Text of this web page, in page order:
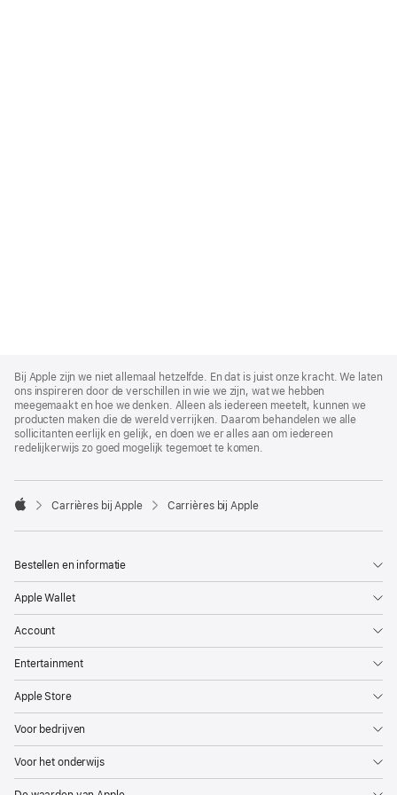
Footer
Bij Apple zijn we niet allemaal hetzelfde. En dat is juist onze kracht. We laten
ons inspireren door de verschillen in wie we zijn, wat we hebben
meegemaakt en hoe we denken. Alleen als iedereen meetelt, kunnen we
producten maken die de wereld verrijken. Daarom behandelen we alle
sollicitanten eerlijk en gelijk, en doen we er alles aan om iedereen
redelijkerwijs zo goed mogelijk tegemoet te komen.

Carrières bij Apple Carrières bij Apple
Bestellen en informatie
Apple Wallet
Account
Entertainment
Apple Store
Voor bedrijven
Voor het onderwijs